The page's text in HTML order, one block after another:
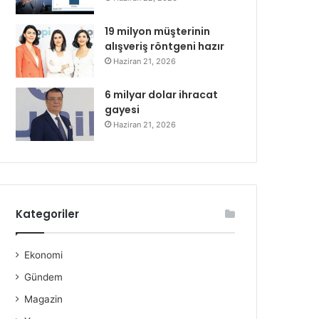
19 milyon müşterinin
alışveriş röntgeni hazır
Haziran 21, 2026
6 milyar dolar ihracat
gayesi
Haziran 21, 2026
Kategoriler
Ekonomi
Gündem
Magazin